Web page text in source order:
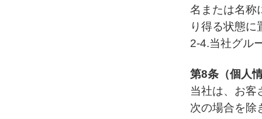
名または名称
り得る状態に
2-4.当社グル
第8条（個人
当社は、お客
次の場合を除